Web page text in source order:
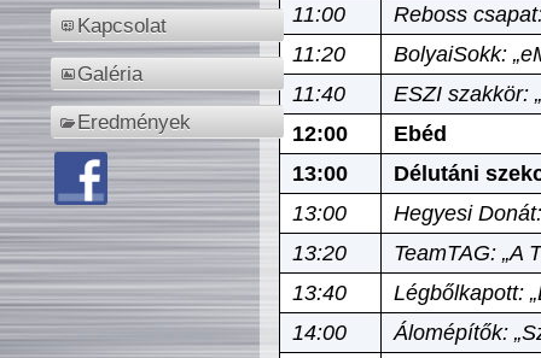
Kapcsolat
Galéria
Eredmények
11:00
Reboss
11:20
BolyaiSokk:
11:40
ESZI szakkör:
12:00
Ebéd
13:00
Délutáni
13:00
Hegyesi
13:20
TeamTAG: „A
13:40
Légbőlkapott:
14:00
Álomépítők: